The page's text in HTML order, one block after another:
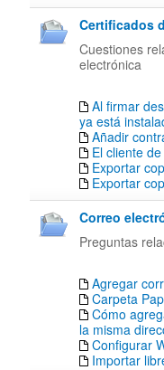
Certificados
Cuestiones
electrónica
Al firmar
ya está
Añadir
El cliente
Exportar
Exportar
Correo
Preguntas
Agregar
Carpeta
Cómo
la misma
Configurar
Importar